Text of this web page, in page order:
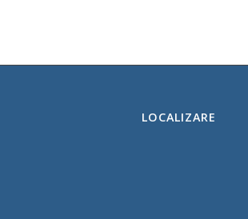
LOCALIZARE